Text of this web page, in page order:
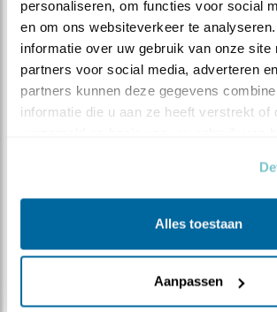
personaliseren, om functies voor social
en om ons websiteverkeer te
informatie over uw gebruik van onze site
partners voor social media, adverteren
partners kunnen deze gegevens
informatie die u aan ze heeft verstrekt of
Alles toestaan
Aanpassen
DEEL DIT FILMPJE
Tweede ei bij de
Jan Dagevos | Geplaatst op 6 maart
Bewaar dit filmpje
Een twee ei is, bijna 4 dagen na het